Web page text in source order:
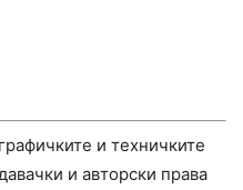
и техничките
и авторски права